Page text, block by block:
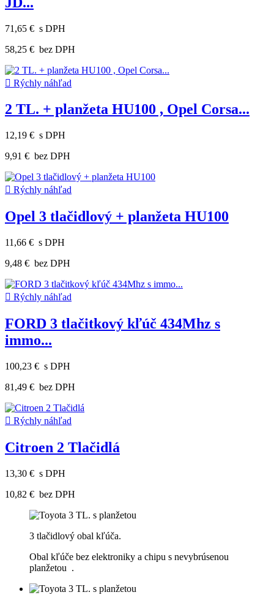
71,65 € s DPH
58,25 € bez DPH
 Rýchly náhľad
2 TL. + planžeta HU100 , Opel Corsa...
12,19 € s DPH
9,91 € bez DPH
 Rýchly náhľad
Opel 3 tlačidlový + planžeta HU100
11,66 € s DPH
9,48 € bez DPH
 Rýchly náhľad
FORD 3 tlačitkový kľúč 434Mhz s
immo...
100,23 € s DPH
81,49 € bez DPH
 Rýchly náhľad
Citroen 2 Tlačidlá
13,30 € s DPH
10,82 € bez DPH
3 tlačidlový obal kľúča.
Obal kľúče bez elektroniky a chipu s nevybrúsenou
planžetou .